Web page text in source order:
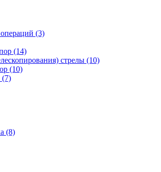
(3)
(14)
стрелы (10)
(10)
(7)
(8)